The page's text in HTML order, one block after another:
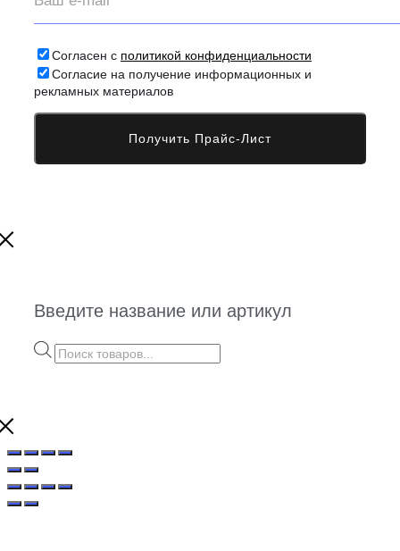
Согласен с политикой конфиденциальности
Согласие на получение информационных и
рекламных материалов
Введите название или артикул
Поиск
товаров